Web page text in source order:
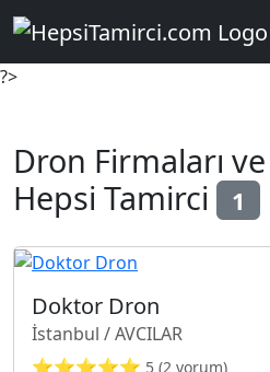
?>
Dron Firmaları
Hepsi Tamirci
1
Doktor Dron
İstanbul / AVCILAR
⭐⭐⭐⭐⭐ 5 (2 yorum)